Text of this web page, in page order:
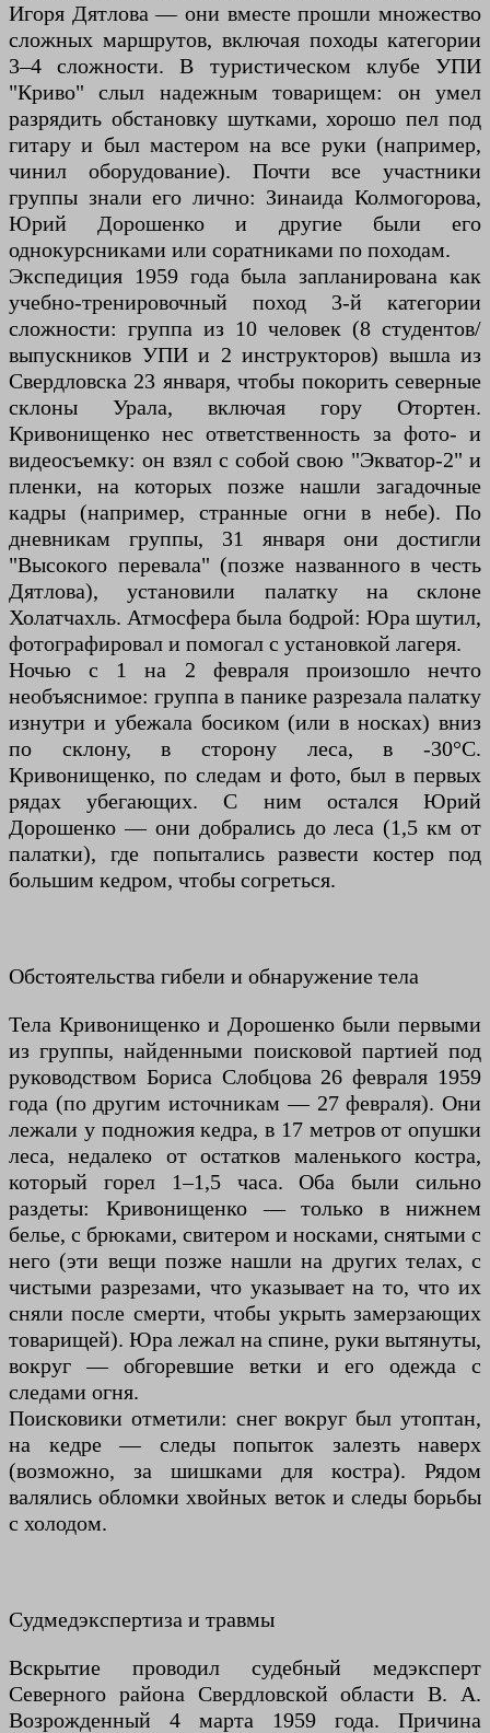
Игоря Дятлова — они вместе прошли множество
сложных маршрутов, включая походы категории
3–4 сложности. В туристическом клубе УПИ
"Криво" слыл надежным товарищем: он умел
разрядить обстановку шутками, хорошо пел под
гитару и был мастером на все руки (например,
чинил оборудование). Почти все участники
группы знали его лично: Зинаида Колмогорова,
Юрий Дорошенко и другие были его
однокурсниками или соратниками по походам.
Экспедиция 1959 года была запланирована как
учебно-тренировочный поход 3-й категории
сложности: группа из 10 человек (8 студентов/
выпускников УПИ и 2 инструкторов) вышла из
Свердловска 23 января, чтобы покорить северные
склоны Урала, включая гору Отортен.
Кривонищенко нес ответственность за фото- и
видеосъемку: он взял с собой свою "Экватор-2" и
пленки, на которых позже нашли загадочные
кадры (например, странные огни в небе). По
дневникам группы, 31 января они достигли
"Высокого перевала" (позже названного в честь
Дятлова), установили палатку на склоне
Холатчахль. Атмосфера была бодрой: Юра шутил,
фотографировал и помогал с установкой лагеря.
Ночью с 1 на 2 февраля произошло нечто
необъяснимое: группа в панике разрезала палатку
изнутри и убежала босиком (или в носках) вниз
по склону, в сторону леса, в -30°C.
Кривонищенко, по следам и фото, был в первых
рядах убегающих. С ним остался Юрий
Дорошенко — они добрались до леса (1,5 км от
палатки), где попытались развести костер под
большим кедром, чтобы согреться.
Обстоятельства гибели и обнаружение тела
Тела Кривонищенко и Дорошенко были первыми
из группы, найденными поисковой партией под
руководством Бориса Слобцова 26 февраля 1959
года (по другим источникам — 27 февраля). Они
лежали у подножия кедра, в 17 метров от опушки
леса, недалеко от остатков маленького костра,
который горел 1–1,5 часа. Оба были сильно
раздеты: Кривонищенко — только в нижнем
белье, с брюками, свитером и носками, снятыми с
него (эти вещи позже нашли на других телах, с
чистыми разрезами, что указывает на то, что их
сняли после смерти, чтобы укрыть замерзающих
товарищей). Юра лежал на спине, руки вытянуты,
вокруг — обгоревшие ветки и его одежда с
следами огня.
Поисковики отметили: снег вокруг был утоптан,
на кедре — следы попыток залезть наверх
(возможно, за шишками для костра). Рядом
валялись обломки хвойных веток и следы борьбы
с холодом.
Судмедэкспертиза и травмы
Вскрытие проводил судебный медэксперт
Северного района Свердловской области В. А.
Возрожденный 4 марта 1959 года. Причина